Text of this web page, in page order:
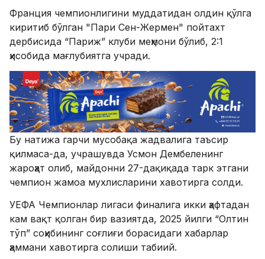
Франция чемпионлигини муддатидан олдин қўлга
киритиб бўлган "Пари Сен-Жермен" пойтахт
дербисида “Париж” клуби меҳмони бўлиб, 2:1
ҳисобида мағлубиятга учради.
Бу натижа гарчи мусобақа жадвалига таъсир
қилмаса-да, учрашувда Усмон Дембеленинг
жароҳат олиб, майдонни 27-дақиқада тарк этгани
чемпион жамоа мухлисларини хавотирга солди.
УЕФА Чемпионлар лигаси финалига икки ҳафтадан
кам вақт қолган бир вазиятда, 2025 йилги “Олтин
тўп” соҳибининг соғлиғи борасидаги хабарлар
ҳаммани хавотирга солиши табиий.